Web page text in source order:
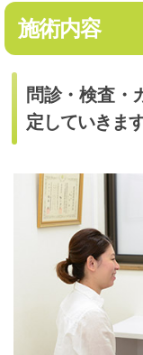
施術内容
問診・検査・
定していきま